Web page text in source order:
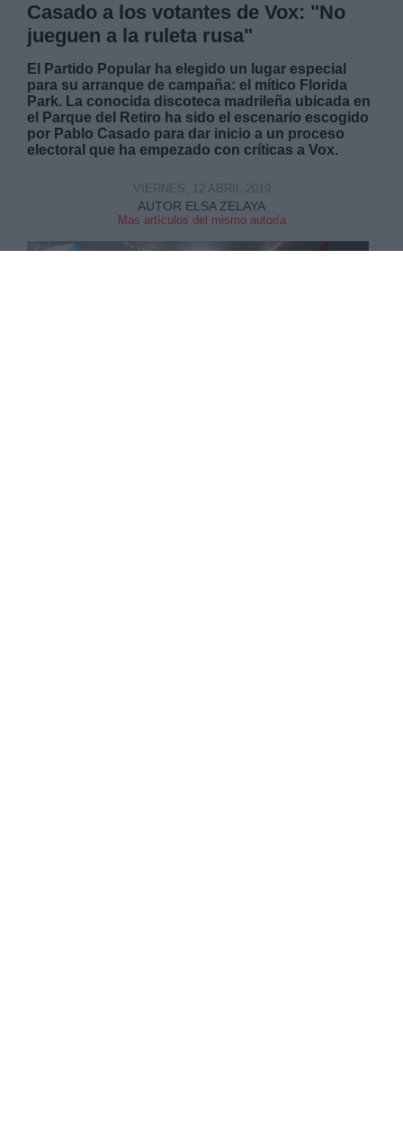
Casado a los votantes de Vox: "No
jueguen a la ruleta rusa"
El Partido Popular ha elegido un lugar especial
para su arranque de campaña: el mítico Florida
Park. La conocida discoteca madrileña ubicada en
el Parque del Retiro ha sido el escenario escogido
por Pablo Casado para dar inicio a un proceso
electoral que ha empezado con críticas a Vox.
AUTOR ELSA ZELAYA
Mas artículos del mismo autor/a
VIERNES, 12 ABRIL 2019